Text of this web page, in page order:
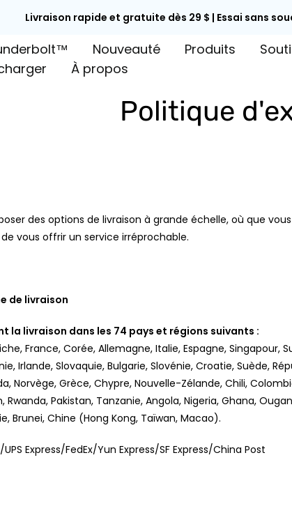
Livraison rapide et gratuite dès 29 $ | Essai sans
Nouveauté Produits
À propos
Politique
des options de livraison à grande échelle, où que
vous offrir un service irréprochable.
de livraison
la livraison dans les 74 pays et régions suivants :
France, Corée, Allemagne, Italie, Espagne, Singapour,
Irlande, Slovaquie, Bulgarie, Slovénie, Croatie, Suède,
Norvège, Grèce, Chypre, Nouvelle-Zélande, Chili,
Pakistan, Tanzanie, Angola, Nigeria, Ghana,
Brunei, Chine (Hong Kong, Taïwan, Macao).
Express/FedEx/Yun Express/SF Express/China Post